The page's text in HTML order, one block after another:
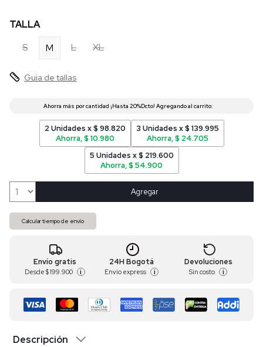
TALLA
S
M L XL
Guia de tallas
2 Unidades x $ 98.820
Ahorra, $ 10.980
3 Unidades x $ 139.995
Ahorra, $ 24.705
5 Unidades x $ 219.600
Ahorra, $ 54.900
Agregar
Calcular tiempo de envío
Envío gratis
Desde $ 199.900 i
24H Bogotá
Envío express i
Devoluciones
Sin costo i
Descripción